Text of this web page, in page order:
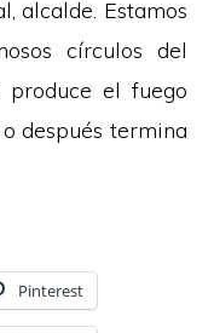
alcalde. Estamos
círculos del
produce el fuego
después termina
Pinterest